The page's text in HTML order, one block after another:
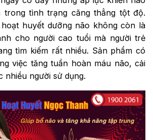
trong tình trạng căng thẳng tột độ.
huyết dưỡng não không còn là
cho người cao tuổi mà người trẻ
tìm kiếm rất nhiều. Sản phẩm có
việc tăng tuần hoàn máu não, cải
nhiều người sử dụng.